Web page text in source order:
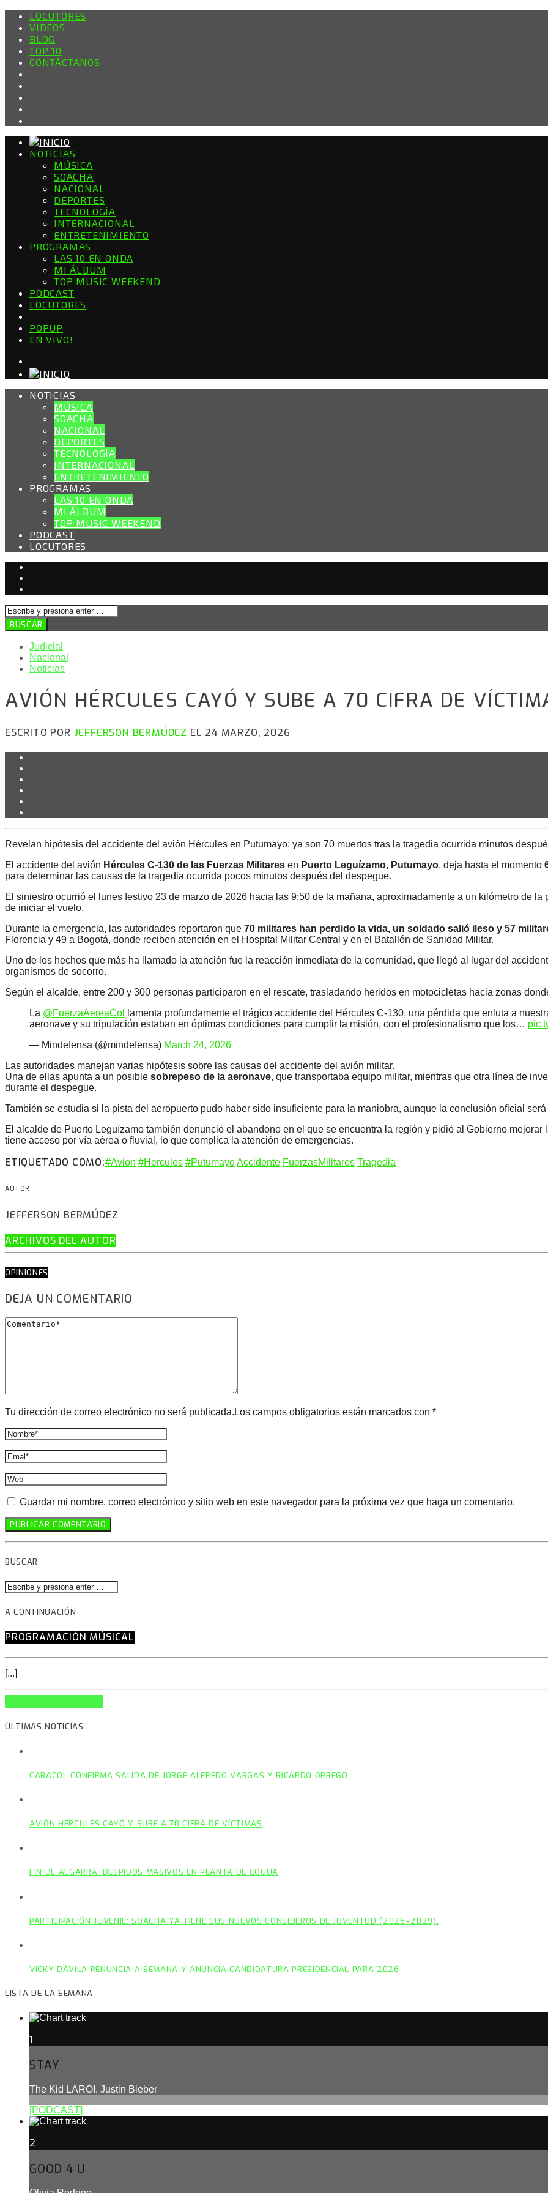
LOCUTORES
VIDEOS
BLOG
TOP 10
CONTÁCTANOS
NOTICIAS
MÚSICA
SOACHA
NACIONAL
DEPORTES
TECNOLOGÍA
INTERNACIONAL
ENTRETENIMIENTO
PROGRAMAS
LAS 10 EN ONDA
MI ÁLBUM
TOP MUSIC WEEKEND
PODCAST
LOCUTORES
POPUP
EN VIVO!
NOTICIAS
MÚSICA
SOACHA
NACIONAL
DEPORTES
TECNOLOGÍA
INTERNACIONAL
ENTRETENIMIENTO
PROGRAMAS
LAS 10 EN ONDA
MI ÁLBUM
TOP MUSIC WEEKEND
PODCAST
LOCUTORES
Judicial
Nacional
Noticias
AVIÓN HÉRCULES CAYÓ Y SUBE A 70 CIFRA DE
ESCRITO POR JEFFERSON BERMÚDEZ EL 24 MARZO, 2026
Revelan hipótesis del accidente del avión Hércules en Putumayo: ya son 70 muertos tras la tragedia ocurrida minutos
El accidente del avión Hércules C-130 de las Fuerzas Militares en Puerto Leguízamo, Putumayo, deja hasta el momento
para determinar las causas de la tragedia ocurrida pocos minutos después del despegue.
El siniestro ocurrió el lunes festivo 23 de marzo de 2026 hacia las 9:50 de la mañana, aproximadamente a un kilómetro de
de iniciar el vuelo.
Durante la emergencia, las autoridades reportaron que 70 militares han perdido la vida, un soldado salió ileso y 57
Florencia y 49 a Bogotá, donde reciben atención en el Hospital Militar Central y en el Batallón de Sanidad Militar.
Uno de los hechos que más ha llamado la atención fue la reacción inmediata de la comunidad, que llegó al lugar del
organismos de socorro.
Según el alcalde, entre 200 y 300 personas participaron en el rescate, trasladando heridos en motocicletas hacia zonas
La @FuerzaAereaCol
lamenta profundamente el trágico accidente del Hércules C-130, una pérdida que enluta a
aeronave y su tripulación estaban en óptimas condiciones para cumplir la misión, con el profesionalismo que los…
— Mindefensa (@mindefensa) March 24, 2026
Las autoridades manejan varias hipótesis sobre las causas del accidente del avión militar.
Una de ellas apunta a un posible sobrepeso de la aeronave, que transportaba equipo militar, mientras que otra línea de
durante el despegue.
También se estudia si la pista del aeropuerto pudo haber sido insuficiente para la maniobra, aunque la conclusión oficial
El alcalde de Puerto Leguízamo también denunció el abandono en el que se encuentra la región y pidió al Gobierno
tiene acceso por vía aérea o fluvial, lo que complica la atención de emergencias.
ETIQUETADO COMO:#Avion #Hercules #PutumayoAccidente FuerzasMilitares Tragedia
AUTOR
JEFFERSON BERMÚDEZ
ARCHIVOS DEL AUTOR
OPINIONES
DEJA UN COMENTARIO
Tu dirección de correo electrónico no será publicada.Los campos obligatorios están marcados con *
Guardar mi nombre, correo electrónico y sitio web en este navegador para la próxima vez que haga un comentario.
BUSCAR
A CONTINUACIÓN
PROGRAMACIÓN MÚSICAL
[...]
ÚLTIMAS NOTICIAS
CARACOL CONFIRMA SALIDA DE JORGE ALFREDO VARGAS Y RICARDO ORREGO
AVIÓN HÉRCULES CAYÓ Y SUBE A 70 CIFRA DE VÍCTIMAS
FIN DE ALGARRA: DESPIDOS MASIVOS EN PLANTA DE COGUA
PARTICIPACIÓN JUVENIL: SOACHA YA TIENE SUS NUEVOS CONSEJEROS DE JUVENTUD (2026–2029).
VICKY DÁVILA RENUNCIA A SEMANA Y ANUNCIA CANDIDATURA PRESIDENCIAL PARA 2026
LISTA DE LA SEMANA
1
STAY
The Kid LAROI, Justin Bieber
[PODCAST]
2
GOOD 4 U